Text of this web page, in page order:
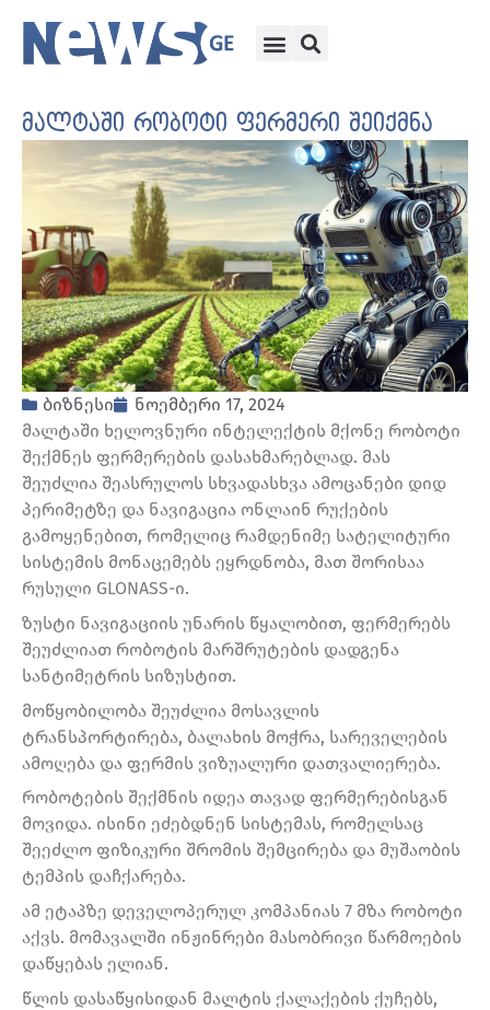
მალტაში რობოტი ფერმერი შეიქმნა
ბიზნესი
ნოემბერი 17, 2024
მალტაში ხელოვნური ინტელექტის მქონე რობოტი
შექმნეს ფერმერების დასახმარებლად. მას
შეუძლია შეასრულოს სხვადასხვა ამოცანები დიდ
პერიმეტზე და ნავიგაცია ონლაინ რუქების
გამოყენებით, რომელიც რამდენიმე სატელიტური
სისტემის მონაცემებს ეყრდნობა, მათ შორისაა
რუსული GLONASS-ი.
ზუსტი ნავიგაციის უნარის წყალობით, ფერმერებს
შეუძლიათ რობოტის მარშრუტების დადგენა
სანტიმეტრის სიზუსტით.
მოწყობილობა შეუძლია მოსავლის
ტრანსპორტირება, ბალახის მოჭრა, სარეველების
ამოღება და ფერმის ვიზუალური დათვალიერება.
რობოტების შექმნის იდეა თავად ფერმერებისგან
მოვიდა. ისინი ეძებდნენ სისტემას, რომელსაც
შეეძლო ფიზიკური შრომის შემცირება და მუშაობის
ტემპის დაჩქარება.
ამ ეტაპზე დეველოპერულ კომპანიას 7 მზა რობოტი
აქვს. მომავალში ინჟინრები მასობრივი წარმოების
დაწყებას ელიან.
წლის დასაწყისიდან მალტის ქალაქების ქუჩებს,